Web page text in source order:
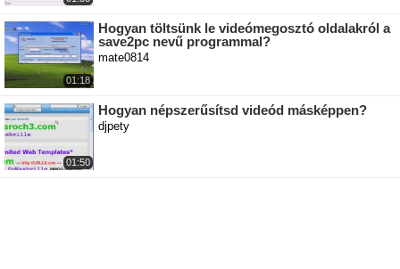
01:18
Hogyan töltsünk le videómegosztó oldalakról a
save2pc nevű programmal?
mate0814
01:50
Hogyan népszerűsítsd videód másképpen?
djpety